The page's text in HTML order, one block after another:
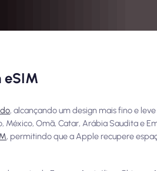
eSIM
, alcançando um design mais fino e
México, Omã, Catar, Arábia Saudita e
, permitindo que a Apple recupere